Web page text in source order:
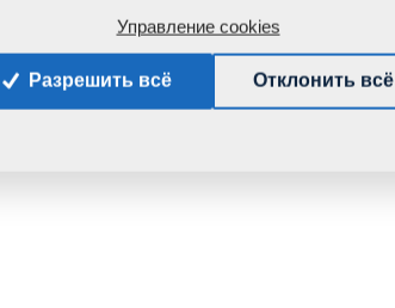
Управление cookies
Разрешить всё Отклонить всё